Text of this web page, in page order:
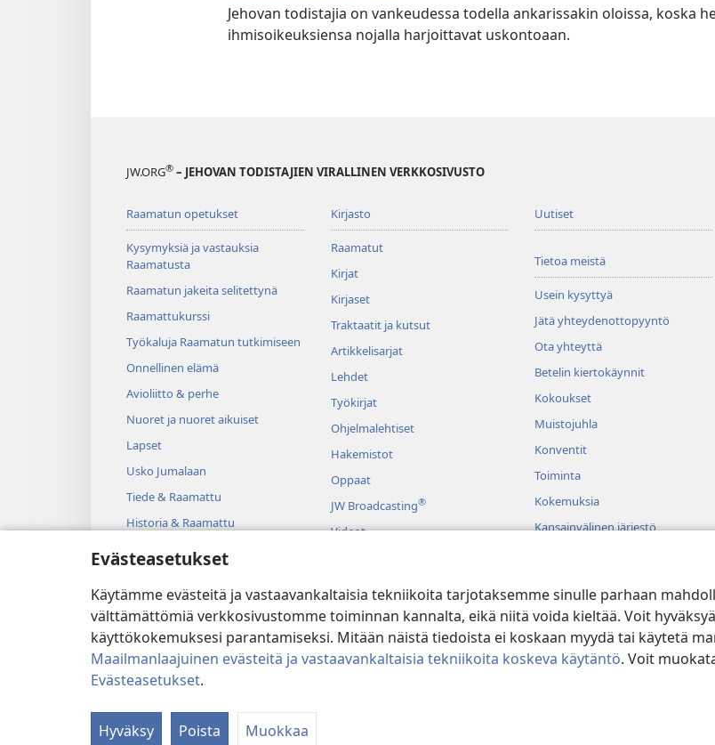
Evästeasetukset
Käytämme evästeitä ja vastaavankaltaisia tekniikoita tarjotaksemme sinulle parhaan
välttämättömiä verkkosivustomme toiminnan kannalta, eikä niitä voida kieltää. Voit
käyttökokemuksesi parantamiseksi. Mitään näistä tiedoista ei koskaan myydä tai käytetä
Maailmanlaajuinen evästeitä ja vastaavankaltaisia tekniikoita koskeva käytäntö. Voit
Evästeasetukset.
Hyväksy Poista Muokkaa
Jehovan todistajia on vankeudessa todella ankarissakin oloissa, koska
ihmisoikeuksiensa nojalla harjoittavat uskontoaan.
JW.ORG® – JEHOVAN TODISTAJIEN VIRALLINEN VERKKOSIVUSTO
Raamatun opetukset
Kysymyksiä ja vastauksia
Raamatusta
Raamatun jakeita selitettynä
Raamattukurssi
Työkaluja Raamatun tutkimiseen
Onnellinen elämä
Avioliitto & perhe
Nuoret ja nuoret aikuiset
Lapset
Usko Jumalaan
Tiede & Raamattu
Historia & Raamattu
Kirjasto
Raamatut
Kirjat
Kirjaset
Traktaatit ja kutsut
Artikkelisarjat
Lehdet
Työkirjat
Ohjelmalehtiset
Hakemistot
Oppaat
JW Broadcasting®
Videot
Dramatisoitu raamatunluku
Uutiset
Tietoa meistä
Usein kysyttyä
Jätä yhteydenottopyyntö
Ota yhteyttä
Betelin kiertokäynnit
Kokoukset
Muistojuhla
Konventit
Toiminta
Kokemuksia
Kansainvälinen järjestö